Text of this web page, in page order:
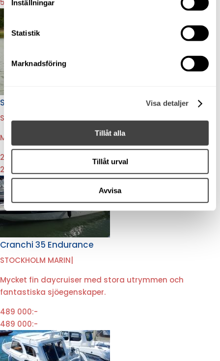
Inställningar
Statistik
Marknadsföring
Visa detaljer
Tillåt alla
Tillåt urval
Avvisa
545 000:-
Sandö 785 Artic - 2000 i mycket fint skick
STOCKHOLM MARIN|
Majestätisk styrpulpet som lätt klarar grövre sjö
239 000:-
239 000:-
Cranchi 35 Endurance
STOCKHOLM MARIN
Mycket fin daycruiser med stora utrymmen och
fantastiska sjöegenskaper.
489 000:-
489 000:-